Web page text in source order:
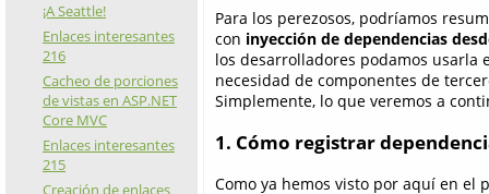
¡A Seattle!
Enlaces interesantes
216
Cacheo de porciones
de vistas en ASP.NET
Core MVC
Enlaces interesantes
215
Creación de enlaces
Para los perezosos, podríamos
con inyección de dependencias
los desarrolladores podamos usarla
necesidad de componentes de
Simplemente, lo que veremos a
1. Cómo registrar
Como ya hemos visto por aquí en el